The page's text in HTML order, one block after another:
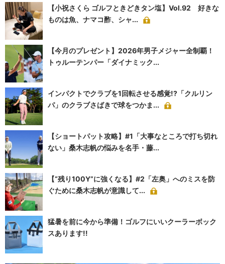
【小祝さくら ゴルフときどきタン塩】Vol.92 好きな
ものは魚、ナマコ酢、シャ...
【今月のプレゼント】2026年男子メジャー全制覇！
トゥルーテンパー「ダイナミック...
インパクトでクラブを1回転させる感覚!?「クルリン
パ」のクラブさばきで球をつかま...
【ショートパット攻略】#1「大事なところで打ち切れ
ない」桑木志帆の悩みを名手・藤...
【“残り100Y”に強くなる】#2「左奥」へのミスを防
ぐために桑木志帆が意識して...
猛暑を前に今から準備！ゴルフにいいクーラーボック
スあります!!